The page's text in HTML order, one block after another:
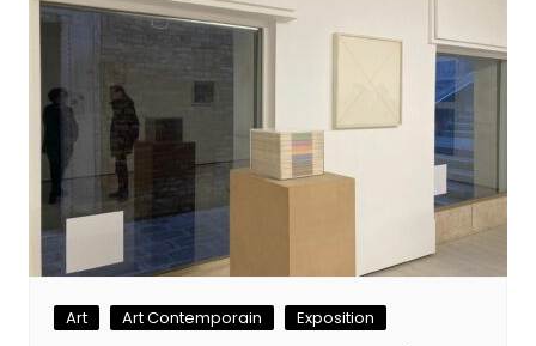
Art Art Contemporain Exposition